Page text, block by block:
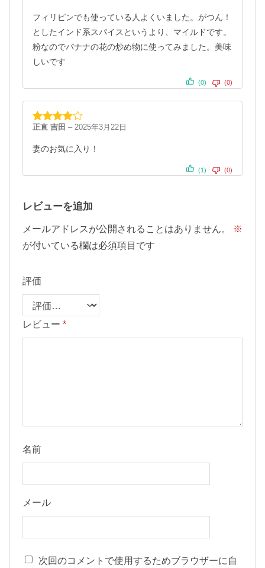
フィリピンでも使っている人よくいました。がつん！
としたインド系スパイスというより、マイルドです。
粉なのでバナナの花の炒め物に使ってみました。美味
しいです
(0) (0)
5段階中 4
正直 吉田 – 2025年3月22日
妻のお気に入り！
(1) (0)
レビューを追加
メールアドレスが公開されることはありません。
※
が付いている欄は必須項目です
評価
レビュー *
名前
メール
次回のコメントで使用するためブラウザーに自